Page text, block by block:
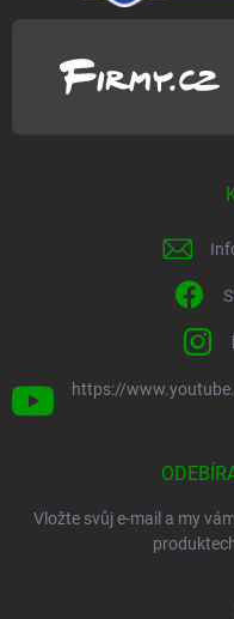
https://
Vložte svůj e-mail a my